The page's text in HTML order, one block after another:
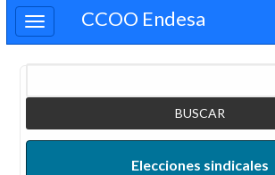
CCOO Endesa
Elecciones sindicales